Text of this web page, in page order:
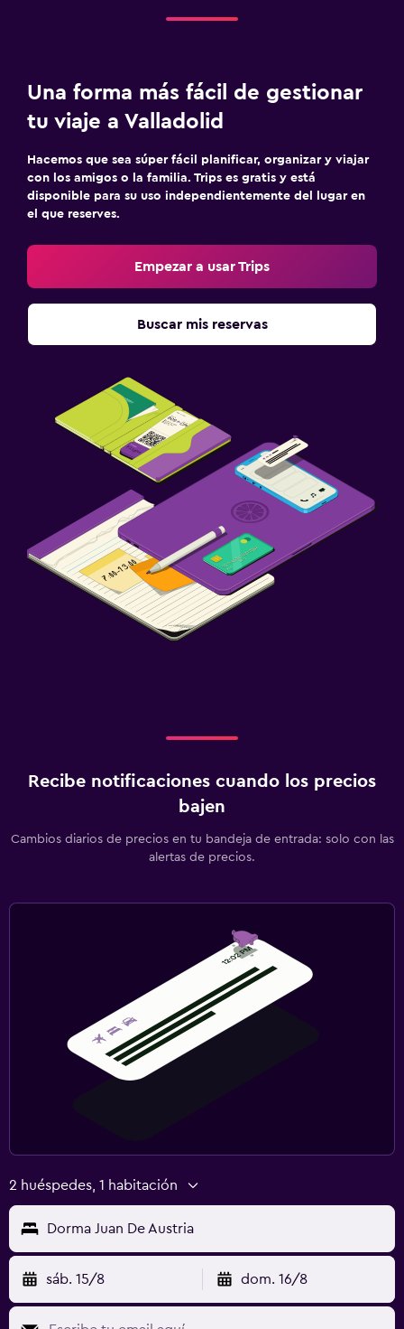
Una forma más fácil de gestionar
tu viaje a Valladolid
Hacemos que sea súper fácil planificar, organizar y viajar
con los amigos o la familia. Trips es gratis y está
disponible para su uso independientemente del lugar en
el que reserves.
Empezar a usar Trips
Buscar mis reservas
Recibe notificaciones cuando los precios
bajen
Cambios diarios de precios en tu bandeja de entrada: solo con las
alertas de precios.
2 huéspedes, 1 habitación
Dorma Juan De Austria
sáb. 15/8 dom. 16/8